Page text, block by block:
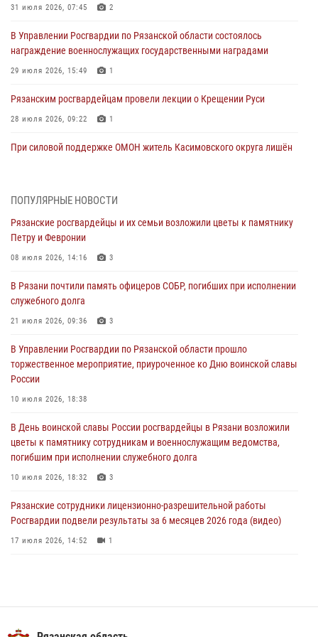
31 июля 2026, 07:45 2
В Управлении Росгвардии по Рязанской области состоялось
награждение военнослужащих государственными наградами
29 июля 2026, 15:49 1
Рязанским росгвардейцам провели лекции о Крещении Руси
28 июля 2026, 09:22 1
При силовой поддержке ОМОН житель Касимовского округа лишён
27 июля 2026, 15:26
Офицер вневедомственной охраны в эфире «Радио России - Рязань»
рассказал о службе во вневедомственной охране
23 июля 2026, 09:02
В Рязани почтили память офицеров СОБР, погибших при исполнении
служебного долга
21 июля 2026, 09:36 3
Рязанские сотрудники лицензионно-разрешительной работы
Росгвардии подвели результаты за 6 месяцев 2026 года (видео)
подразделений за первое полугодие 2026 года
16 июля 2026, 11:36 2
ПОПУЛЯРНЫЕ НОВОСТИ
Рязанские росгвардейцы и их семьи возложили цветы к памятнику
Петру и Февронии
08 июля 2026, 14:16 3
В Рязани почтили память офицеров СОБР, погибших при исполнении
служебного долга
21 июля 2026, 09:36 3
В Управлении Росгвардии по Рязанской области прошло
торжественное мероприятие, приуроченное ко Дню воинской славы
России
10 июля 2026, 18:38
В День воинской славы России росгвардейцы в Рязани возложили
цветы к памятнику сотрудникам и военнослужащим ведомства,
погибшим при исполнении служебного долга
10 июля 2026, 18:32 3
Рязанские сотрудники лицензионно-разрешительной работы
Росгвардии подвели результаты за 6 месяцев 2026 года (видео)
17 июля 2026, 14:52 1
Вневедомственная охрана подвела итоги деятельности